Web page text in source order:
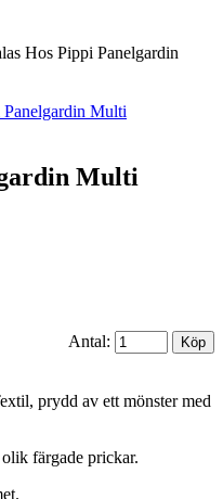
Hos Pippi Panelgardin
Multi
Antal:
prydd av ett mönster med
färgade prickar.